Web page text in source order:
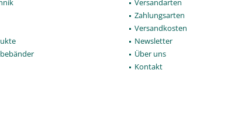
Versandarten
Zahlungsarten
Versandkosten
Newsletter
Über uns
Kontakt